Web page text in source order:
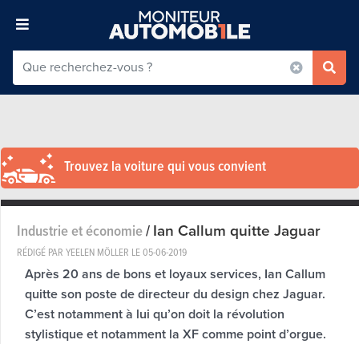
Trouvez la voiture qui vous convient
Industrie et économie/Ian Callum quitte Jaguar
RÉDIGÉ PAR YEELEN MÖLLER LE05-06-2019
Après 20 ans de bons et loyaux services, Ian Callum
quitte son poste de directeur du design chez Jaguar.
C’est notamment à lui qu’on doit la révolution
stylistique et notamment la XF comme point d’orgue.